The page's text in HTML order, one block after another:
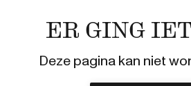
ER GING
Deze pagina kan niet